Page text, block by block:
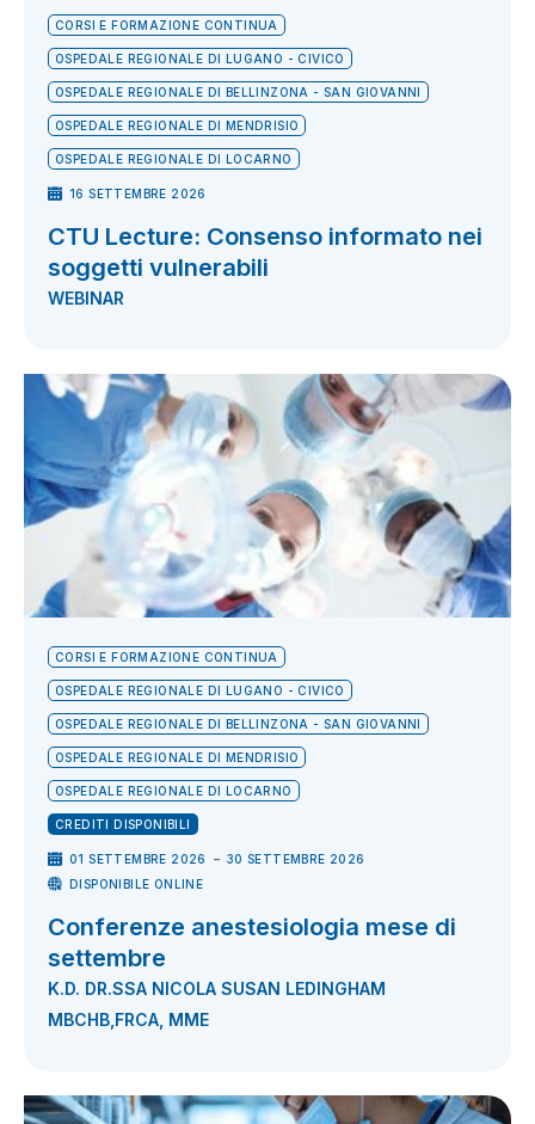
CORSI E FORMAZIONE CONTINUA
OSPEDALE REGIONALE DI LUGANO - CIVICO
OSPEDALE REGIONALE DI BELLINZONA - SAN GIOVANNI
OSPEDALE REGIONALE DI MENDRISIO
OSPEDALE REGIONALE DI LOCARNO
16 SETTEMBRE 2026
CTU Lecture: Consenso informato nei
soggetti vulnerabili
WEBINAR
CORSI E FORMAZIONE CONTINUA
OSPEDALE REGIONALE DI LUGANO - CIVICO
OSPEDALE REGIONALE DI BELLINZONA - SAN GIOVANNI
OSPEDALE REGIONALE DI MENDRISIO
OSPEDALE REGIONALE DI LOCARNO
CREDITI DISPONIBILI
01 SETTEMBRE 2026 - 30 SETTEMBRE 2026
DISPONIBILE ONLINE
Conferenze anestesiologia mese di
settembre
K.D. DR.SSA NICOLA SUSAN LEDINGHAM
MBCHB,FRCA, MME